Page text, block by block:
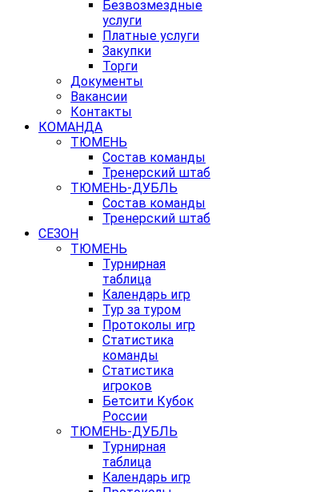
Безвозмездные
услуги
Платные услуги
Закупки
Торги
Документы
Вакансии
Контакты
КОМАНДА
ТЮМЕНЬ
Состав команды
Тренерский штаб
ТЮМЕНЬ-ДУБЛЬ
Состав команды
Тренерский штаб
СЕЗОН
ТЮМЕНЬ
Турнирная
таблица
Календарь игр
Тур за туром
Протоколы игр
Статистика
команды
Статистика
игроков
Бетсити Кубок
России
ТЮМЕНЬ-ДУБЛЬ
Турнирная
таблица
Календарь игр